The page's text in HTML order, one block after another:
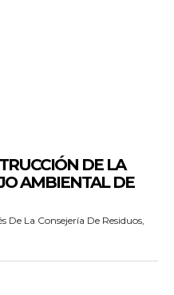
DE LA
AMBIENTAL DE
La Consejería De Residuos,